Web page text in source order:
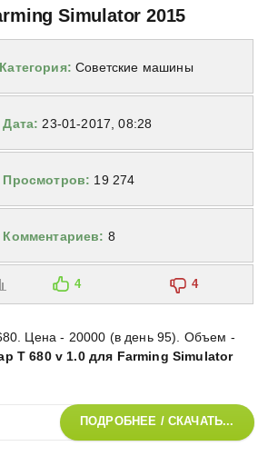
Simulator 2015
Категория: Советские машины
Дата: 23-01-2017, 08:28
Просмотров: 19 274
Комментариев: 8
4 4
Цена - 20000 (в день 95). Объем -
Т 680 v 1.0 для Farming Simulator
ПОДРОБНЕЕ / СКАЧАТЬ...